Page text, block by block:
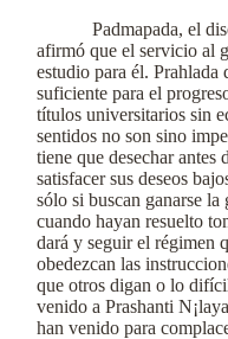
Padmapada, el
afirmó que el servicio al
estudio para él. Prahlada
suficiente para el
títulos universitarios sin
sentidos no son sino
tiene que desechar antes
satisfacer sus deseos
sólo si buscan ganarse
cuando hayan resuelto
dará y seguir el régimen
obedezcan las
que otros digan o lo
venido a Prashanti
han venido para